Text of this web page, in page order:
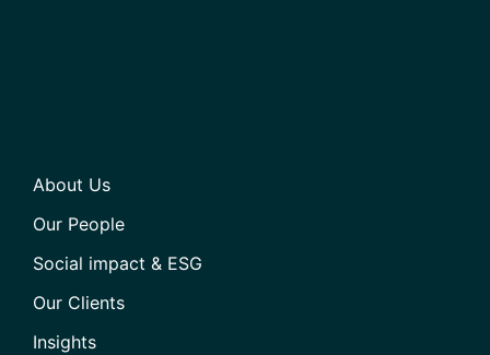
About Us
Our People
Social impact & ESG
Our Clients
Insights